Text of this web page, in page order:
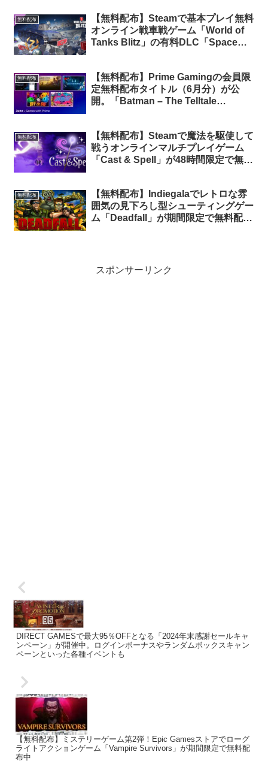
無料配布
【無料配布】Steamで基本プレイ無料
オンライン戦車戦ゲーム「World of
Tanks Blitz」の有料DLC「Space
無料配布
【無料配布】Prime Gamingの会員限
定無料配布タイトル（6月分）が公
開。「Batman – The Telltale
無料配布
【無料配布】Steamで魔法を駆使して
戦うオンラインマルチプレイゲーム
「Cast & Spell」が48時間限定で無料
無料配布
【無料配布】Indiegalaでレトロな雰
囲気の見下ろし型シューティングゲー
ム「Deadfall」が期間限定で無料配布
スポンサーリンク
DIRECT GAMESで最大95％OFFとなる「2024年末感謝セールキャ
ンペーン」が開催中。ログインボーナスやランダムボックスキャン
ペーンといった各種イベントも
【無料配布】ミステリーゲーム第2弾！Epic Gamesストアでローグ
ライトアクションゲーム「Vampire Survivors」が期間限定で無料配
布中